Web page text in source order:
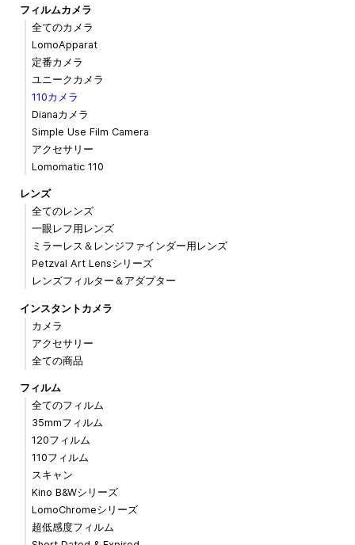
フィルムカメラ
全てのカメラ
LomoApparat
定番カメラ
ユニークカメラ
110カメラ
Dianaカメラ
Simple Use Film Camera
アクセサリー
Lomomatic 110
レンズ
全てのレンズ
一眼レフ用レンズ
ミラーレス＆レンジファインダー用レンズ
Petzval Art Lensシリーズ
レンズフィルター＆アダプター
インスタントカメラ
カメラ
アクセサリー
全ての商品
フィルム
全てのフィルム
35mmフィルム
120フィルム
110フィルム
スキャン
Kino B&Wシリーズ
LomoChromeシリーズ
超低感度フィルム